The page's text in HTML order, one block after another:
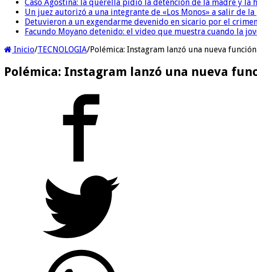
Caso Agostina: la querella pidió la detención de la madre y
Un juez autorizó a una integrante de «Los Monos» a salir de
Detuvieron a un exgendarme devenido en sicario por el
Facundo Moyano detenido: el video que muestra cuando la
Inicio/TECNOLOGIA/Polémica: Instagram lanzó una nueva
Polémica: Instagram lanzó una nueva